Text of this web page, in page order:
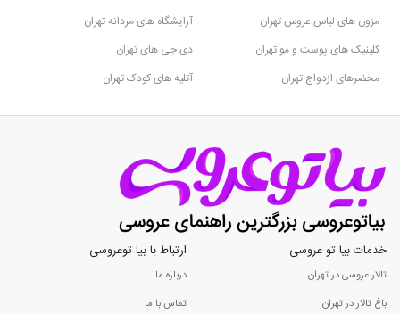
مزون های لباس عروس تهران
آرایشگاه های مردانه تهران
کلینیک های پوست و مو تهران
دی جی های تهران
محضرهای ازدواج تهران
آتلیه های کودک تهران
خدمات بیا تو عروسی
تالار عروسی در تهران
باغ تالار در تهران
ارتباط با بیا توعروسی
درباره ما
تماس با ما